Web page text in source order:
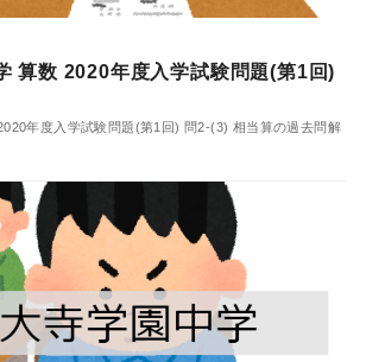
算数 2020年度入学試験問題(第1回)
年度入学試験問題(第1回) 問2-(3) 相当算の過去問解